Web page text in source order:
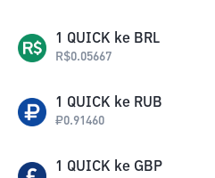
1 QUICK ke BRL
R$0.05667
1 QUICK ke RUB
₽0.91460
1 QUICK ke GBP